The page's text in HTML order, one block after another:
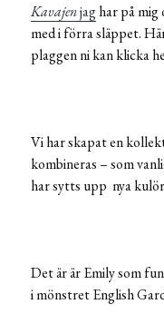
Kavajenjaghar på mig
med i förra släppet.
plaggen ni kan klicka
Vi har skapat en
kombineras – som
har sytts upp nya
Det är är Emily som
i mönstret English